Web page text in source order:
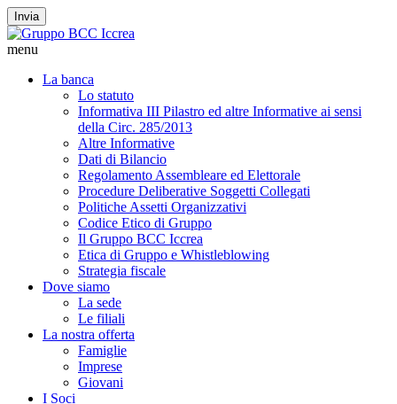
Invia
menu
La banca
Lo statuto
Informativa III Pilastro ed altre Informative ai sensi
della Circ. 285/2013
Altre Informative
Dati di Bilancio
Regolamento Assembleare ed Elettorale
Procedure Deliberative Soggetti Collegati
Politiche Assetti Organizzativi
Codice Etico di Gruppo
Il Gruppo BCC Iccrea
Etica di Gruppo e Whistleblowing
Strategia fiscale
Dove siamo
La sede
Le filiali
La nostra offerta
Famiglie
Imprese
Giovani
I Soci